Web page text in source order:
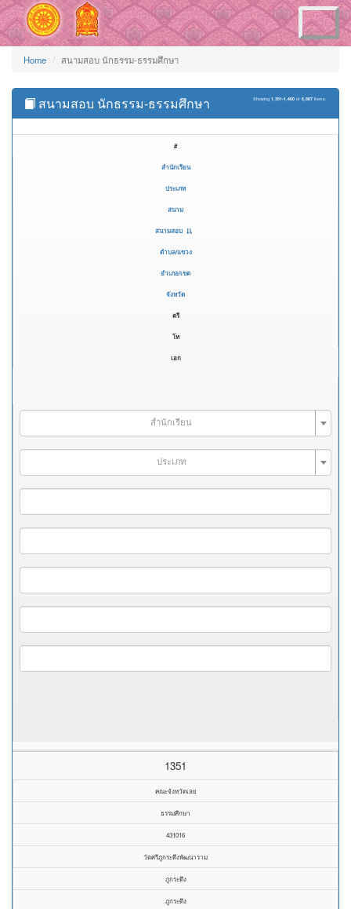
Toggle
navigation
Home สนามสอบ นักธรรม-ธรรมศึกษา
Showing 1,351-1,400 of 6,887 items.
สนามสอบ นักธรรม-ธรรมศึกษา
#
สำนักเรียน
ประเภท
สนาม
สนามสอบ
ตำบล/แขวง
อำเภอ/เขต
จังหวัด
ตรี
โท
เอก
สำนักเรียน
ประเภท
1351
คณะจังหวัดเลย
ธรรมศึกษา
431016
วัดศรีภูกระดึงพัฒนาราม
ภูกระดึง
ภูกระดึง